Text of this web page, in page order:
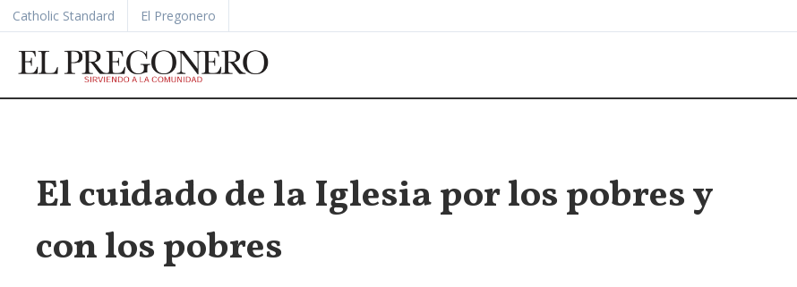
Catholic Standard El Pregonero
El cuidado de la Iglesia por los pobres y
con los pobres